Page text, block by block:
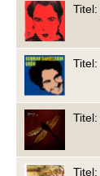
Titel:
Titel:
Titel:
Titel: